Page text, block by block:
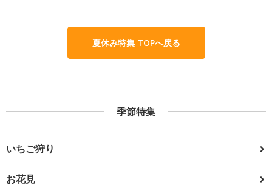
夏休み特集 TOPへ戻る
季節特集
いちご狩り
お花見